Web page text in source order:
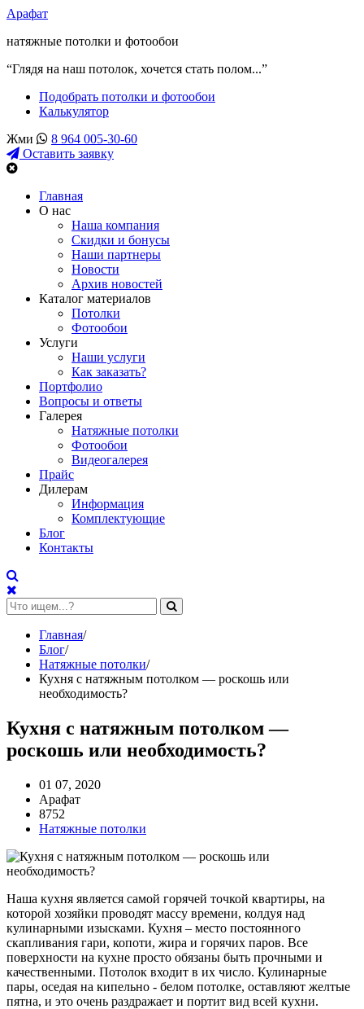
Арафат
натяжные потолки и фотообои
“Глядя на наш потолок, хочется стать полом...”
Подобрать потолки и фотообои
Калькулятор
Жми
8 964 005-30-60
Оставить заявку
Главная
О нас
Наша компания
Скидки и бонусы
Наши партнеры
Новости
Архив новостей
Каталог материалов
Потолки
Фотообои
Услуги
Наши услуги
Как заказать?
Портфолио
Вопросы и ответы
Галерея
Натяжные потолки
Фотообои
Видеогалерея
Прайс
Дилерам
Информация
Комплектующие
Блог
Контакты
Главная/
Блог/
Натяжные потолки/
Кухня с натяжным потолком — роскошь или
необходимость?
Кухня с натяжным потолком —
роскошь или необходимость?
01 07, 2020
Арафат
8752
Натяжные потолки
Наша кухня является самой горячей точкой квартиры, на
которой хозяйки проводят массу времени, колдуя над
кулинарными изысками. Кухня – место постоянного
скапливания гари, копоти, жира и горячих паров. Все
поверхности на кухне просто обязаны быть прочными и
качественными. Потолок входит в их число. Кулинарные
пары, оседая на кипельно - белом потолке, оставляют желтые
пятна, и это очень раздражает и портит вид всей кухни.